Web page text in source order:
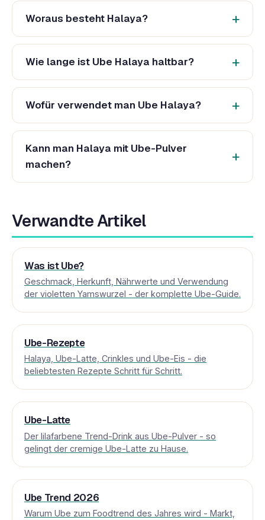
Woraus besteht Halaya?
Wie lange ist Ube Halaya haltbar?
Wofür verwendet man Ube Halaya?
Kann man Halaya mit Ube-Pulver
machen?
Verwandte Artikel
Was ist Ube?
Geschmack, Herkunft, Nährwerte und Verwendung
der violetten Yamswurzel - der komplette Ube-Guide.
Ube-Rezepte
Halaya, Ube-Latte, Crinkles und Ube-Eis - die
beliebtesten Rezepte Schritt für Schritt.
Ube-Latte
Der lilafarbene Trend-Drink aus Ube-Pulver - so
gelingt der cremige Ube-Latte zu Hause.
Ube Trend 2026
Warum Ube zum Foodtrend des Jahres wird - Markt,